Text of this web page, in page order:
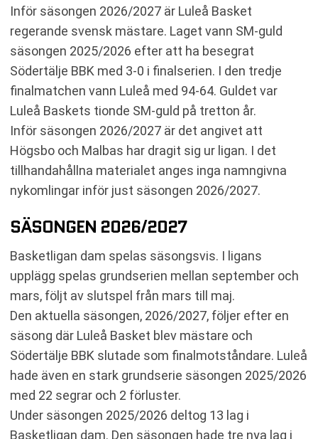
Inför säsongen 2026/2027 är Luleå Basket
regerande svensk mästare. Laget vann SM-guld
säsongen 2025/2026 efter att ha besegrat
Södertälje BBK med 3-0 i finalserien. I den tredje
finalmatchen vann Luleå med 94-64. Guldet var
Luleå Baskets tionde SM-guld på tretton år.
Inför säsongen 2026/2027 är det angivet att
Högsbo och Malbas har dragit sig ur ligan. I det
tillhandahållna materialet anges inga namngivna
nykomlingar inför just säsongen 2026/2027.
SÄSONGEN 2026/2027
Basketligan dam spelas säsongsvis. I ligans
upplägg spelas grundserien mellan september och
mars, följt av slutspel från mars till maj.
Den aktuella säsongen, 2026/2027, följer efter en
säsong där Luleå Basket blev mästare och
Södertälje BBK slutade som finalmotståndare. Luleå
hade även en stark grundserie säsongen 2025/2026
med 22 segrar och 2 förluster.
Under säsongen 2025/2026 deltog 13 lag i
Basketligan dam. Den säsongen hade tre nya lag i